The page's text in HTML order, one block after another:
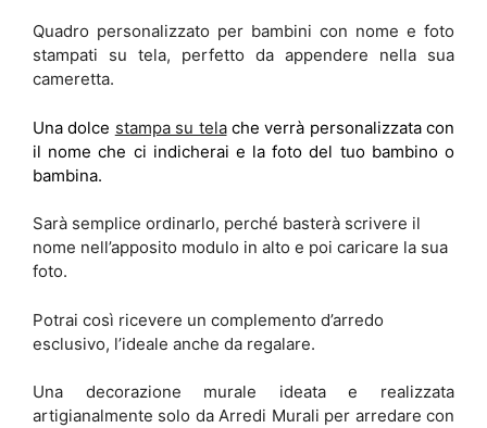
Quadro personalizzato per bambini con nome e foto
stampati su tela, perfetto da appendere nella sua
cameretta.
Una dolce stampa su telache verrà personalizzata con
il nome che ci indicherai e la foto del tuo bambino o
bambina.
Sarà semplice ordinarlo, perché basterà scrivere il
nome nell’apposito modulo in alto e poi caricare la sua
foto.
Potrai così ricevere un complemento d’arredo
esclusivo, l’ideale anche da regalare.
Una decorazione murale ideata e realizzata
artigianalmente solo da Arredi Murali per arredare con